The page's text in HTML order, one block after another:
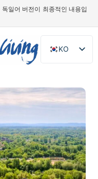
일어 버전이 최종적인 내용입
KO
DE
NL
ES
IT
DA